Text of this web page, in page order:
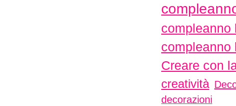
compleanno
compleanno
Creare con
creatività
decorazioni